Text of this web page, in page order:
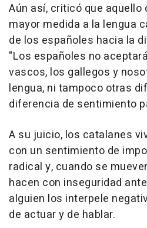
Aún así, criticó que aquello
mayor medida a la lengua
de los españoles hacia la
"Los españoles no
vascos, los gallegos y
lengua, ni tampoco otras
diferencia de sentimiento
A su juicio, los catalanes
con un sentimiento de
radical y, cuando se
hacen con inseguridad
alguien los interpele
de actuar y de hablar.